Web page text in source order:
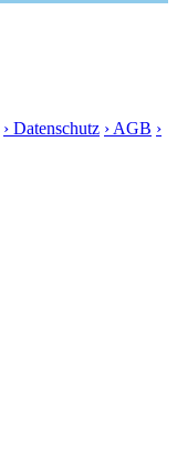
› Datenschutz › AGB ›